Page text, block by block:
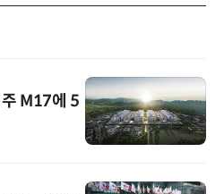
M17에 5